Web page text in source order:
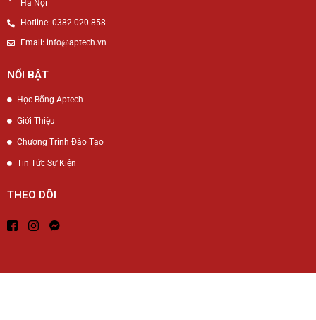
Hà Nội
Hotline: 0382 020 858
Email: info@aptech.vn
NỔI BẬT
Học Bổng Aptech
Giới Thiệu
Chương Trình Đào Tạo
Tin Tức Sự Kiện
THEO DÕI